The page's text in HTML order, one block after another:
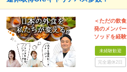
＜ただの飲
発のメンバ
ソッドを経験
未経験歓迎
完全週休2日